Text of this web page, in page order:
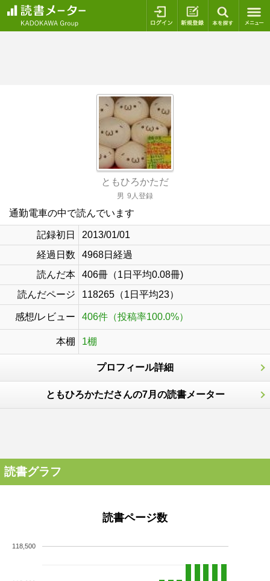
ログイン 新規登録
ともひろかただ
男 9人登録
通勤電車の中で読んでいます
記録初日
2013/01/01
経過日数
4968日経過
読んだ本
406冊（1日平均0.08冊)
読んだページ
118265（1日平均23）
感想/レビュー 406件（投稿率100.0%）
本棚 1棚
プロフィール詳細
ともひろかたださんの7月の読書メーター
読書グラフ
読書ページ数
118,500